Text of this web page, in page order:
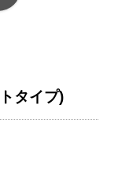
タイプ)